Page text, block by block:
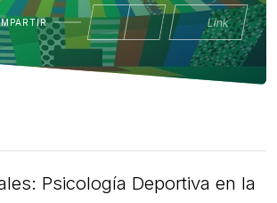
Link
Psicología Deportiva en la